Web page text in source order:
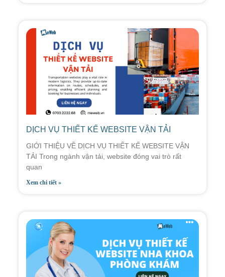
DỊCH VỤ THIẾT KẾ WEBSITE VẬN TẢI
GIỚI THIỆU VỀ DỊCH VỤ THIẾT KẾ WEBSITE VẬN
TẢI Trong ngành vận tải, website đóng vai trò rất
quan
Xem chi tiết »